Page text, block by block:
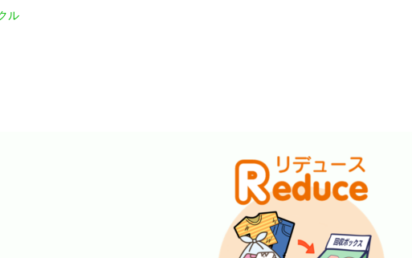
ル
に、株式会社トシマは地球と社会に貢献します。